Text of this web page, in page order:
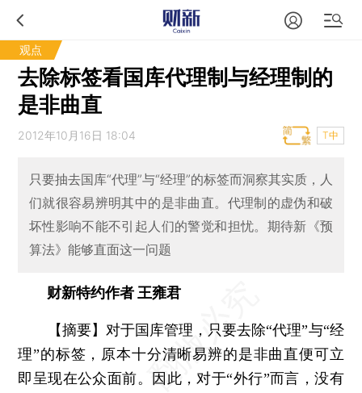
观点
去除标签看国库代理制与经理制的
是非曲直
2012年10月16日 18:04 T中
只要抽去国库“代理”与“经理”的标签而洞察其实质，人
们就很容易辨明其中的是非曲直。代理制的虚伪和破
坏性影响不能不引起人们的警觉和担忧。期待新《预
算法》能够直面这一问题
财新特约作者 王雍君
【摘要】对于国库管理，只要去除“代理”与“经
理”的标签，原本十分清晰易辨的是非曲直便可立
即呈现在公众面前。因此，对于“外行”而言，没有